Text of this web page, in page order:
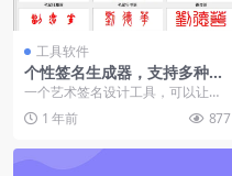
工具软件
个性签名生成器，支持多种书
法格式，输出效果强大，逼真
一个艺术签名设计工具，可以让用
户编辑和定制自己的名字，通过变
换颜色、字体等来达到...
1 年前 877